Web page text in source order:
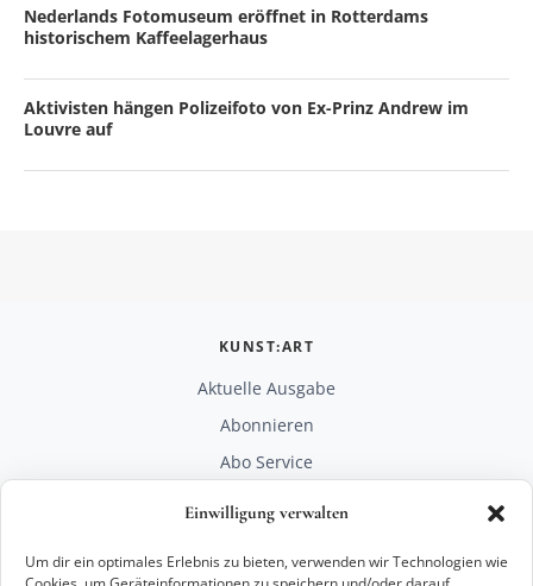
Einwilligung verwalten
Um dir ein optimales Erlebnis zu bieten, verwenden wir Technologien wie
Nederlands Fotomuseum eröffnet in Rotterdams
historischem Kaffeelagerhaus
Aktivisten hängen Polizeifoto von Ex-Prinz Andrew im
Louvre auf
KUNST:ART
Aktuelle Ausgabe
Abonnieren
Abo Service
RECHTLICHES